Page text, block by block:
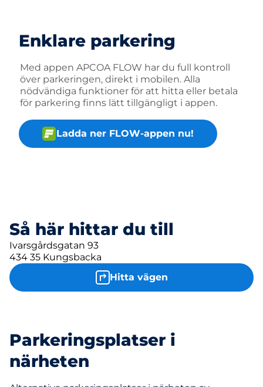
Enklare parkering
Med appen APCOA FLOW har du full kontroll
över parkeringen, direkt i mobilen. Alla
nödvändiga funktioner för att hitta eller betala
för parkering finns lätt tillgängligt i appen.
Ladda ner FLOW-appen nu!
Så här hittar du till
Ivarsgårdsgatan 93
434 35 Kungsbacka
Hitta vägen
Parkeringsplatser i
närheten